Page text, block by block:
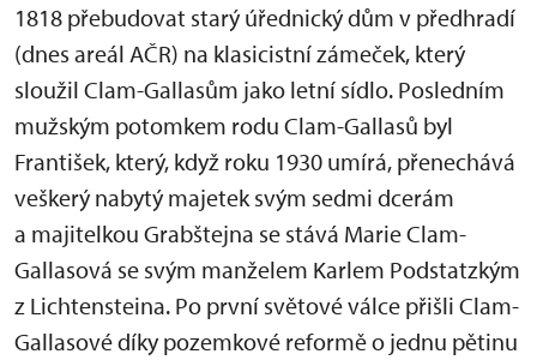
1818 přebudovat starý úřednický dům v předhradí
(dnes areál AČR) na klasicistní zámeček, který
sloužil Clam-Gallasům jako letní sídlo. Posledním
mužským potomkem rodu Clam-Gallasů byl
František, který, když roku 1930 umírá, přenechává
veškerý nabytý majetek svým sedmi dcerám
a majitelkou Grabštejna se stává Marie Clam-
Gallasová se svým manželem Karlem Podstatzkým
z Lichtensteina. Po první světové válce přišli Clam-
Gallasové díky pozemkové reformě o jednu pětinu